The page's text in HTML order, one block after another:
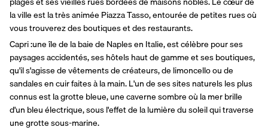
la ville est la très animée Piazza Tasso, entourée de petites rues où
vous trouverez des boutiques et des restaurants.
Capri :une île de la baie de Naples en Italie, est célèbre pour ses
paysages accidentés, ses hôtels haut de gamme et ses boutiques,
qu'il s'agisse de vêtements de créateurs, de limoncello ou de
sandales en cuir faites à la main. L'un de ses sites naturels les plus
connus est la grotte bleue, une caverne sombre où la mer brille
d'un bleu électrique, sous l'effet de la lumière du soleil qui traverse
une grotte sous-marine.